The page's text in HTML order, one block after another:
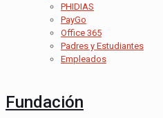
PHIDIAS
PayGo
Office 365
Padres y Estudiantes
Empleados
Fundación